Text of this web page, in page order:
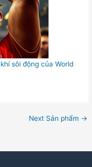
sôi động của World
Next Sản phẩm →